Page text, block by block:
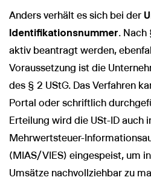
Anders verhält es sich bei der
Identifikationsnummer. Nach
aktiv beantragt werden,
Voraussetzung ist die
des § 2 UStG. Das Verfahren
Portal oder schriftlich
Erteilung wird die USt-ID auch
Mehrwertsteuer-
(MIAS/VIES) eingespeist, um
Umsätze nachvollziehbar zu